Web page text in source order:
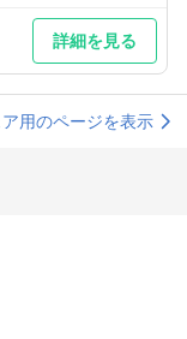
詳細を見る
用のページを表示